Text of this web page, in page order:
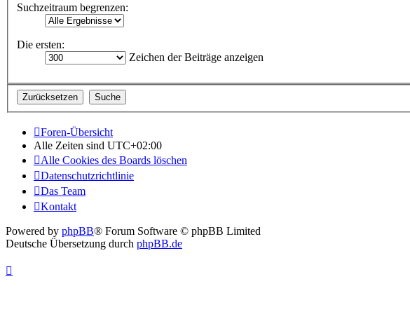
Suchzeitraum begrenzen:
Die ersten:
Zeichen der Beiträge anzeigen
Foren-Übersicht
Alle Zeiten sind UTC+02:00
Alle Cookies des Boards löschen
Datenschutzrichtlinie
Das Team
Kontakt
Powered by phpBB® Forum Software © phpBB Limited
Deutsche Übersetzung durch phpBB.de